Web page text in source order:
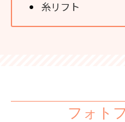
糸リフト
フォト